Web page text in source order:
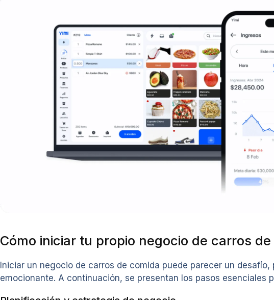
Cómo iniciar tu propio negocio de carros de
Iniciar un negocio de carros de comida puede parecer un
emocionante. A continuación, se presentan los pasos esenciales